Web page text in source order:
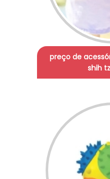
preço de
shih